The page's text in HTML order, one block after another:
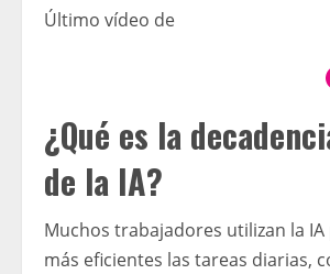
Último vídeo de
¿Qué es la
de la IA?
Muchos trabajadores utilizan la
más eficientes las tareas diarias,